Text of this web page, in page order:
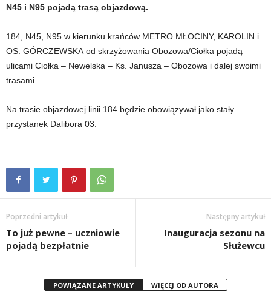
N45 i N95 pojadą trasą objazdową.
184, N45, N95 w kierunku krańców METRO MŁOCINY, KAROLIN i
OS. GÓRCZEWSKA od skrzyżowania Obozowa/Ciołka pojadą
ulicami Ciołka – Newelska – Ks. Janusza – Obozowa i dalej swoimi
trasami.
Na trasie objazdowej linii 184 będzie obowiązywał jako stały
przystanek Dalibora 03.
Poprzedni artykuł
To już pewne – uczniowie
pojadą bezpłatnie
Następny artykuł
Inauguracja sezonu na
Służewcu
POWIĄZANE ARTYKUŁY WIĘCEJ OD AUTORA